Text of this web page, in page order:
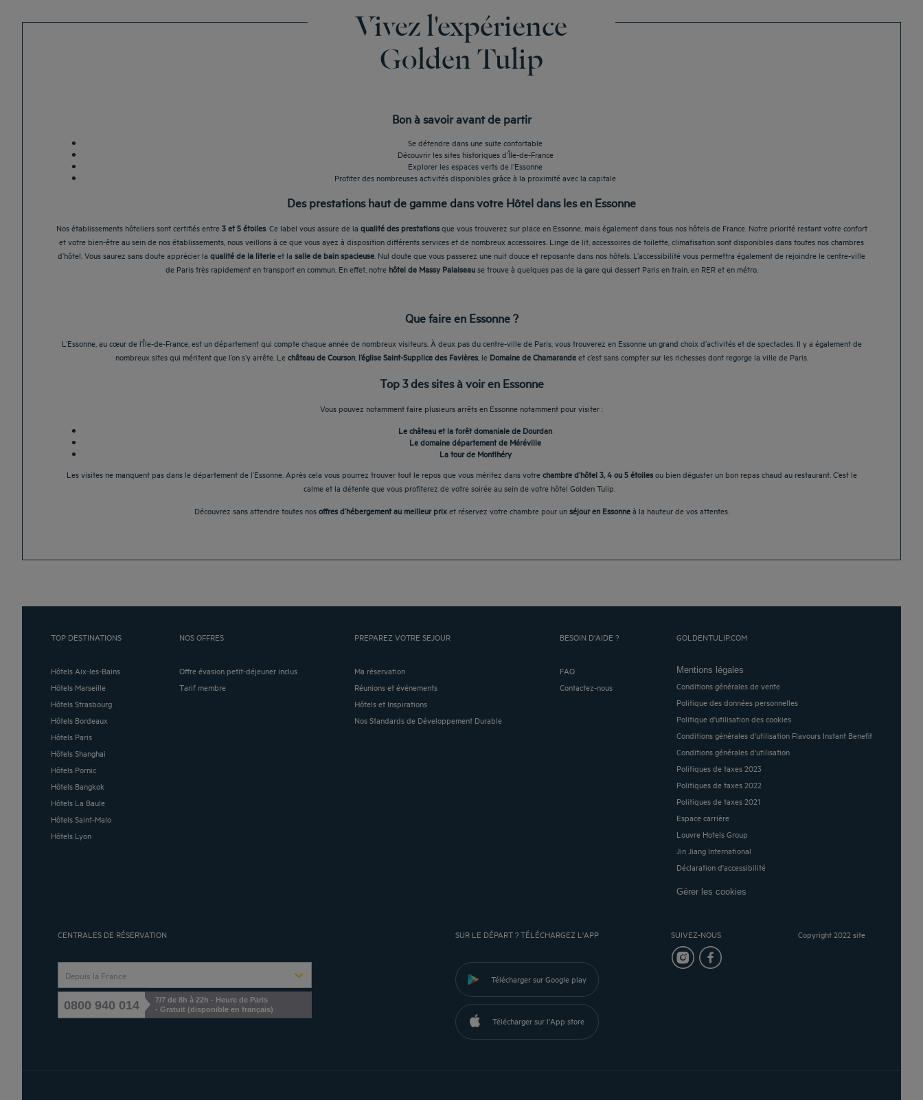
Vivez l'expérience
Golden Tulip
Bon à savoir avant de partir
Se détendre dans une suite confortable
Découvrir les sites historiques d’Île-de-France
Explorer les espaces verts de l’Essonne
Profiter des nombreuses activités disponibles grâce à la proximité avec la capitale
Des prestations haut de gamme dans votre Hôtel dans les en Essonne
Nos établissements hôteliers sont certifiés entre3 et 5 étoiles. Ce label vous assure de la qualité des prestationsque vous trouverez sur place en Essonne, mais également dans tous nos hôtels de France. Notre priorité restant votre confort
et votre bien-être au sein de nos établissements, nous veillons à ce que vous ayez à disposition différents services et de nombreux accessoires. Linge de lit, accessoires de toilette, climatisation sont disponibles dans toutes nos chambres
d’hôtel. Vous saurez sans doute apprécier la qualité de la literieet la salle de bain spacieuse . Nul doute que vous passerez une nuit douce et reposante dans nos hôtels. L’accessibilité vous permettra également de rejoindre le centre-ville
de Paris très rapidement en transport en commun. En effet, notre hôtel de Massy Palaiseause trouve à quelques pas de la gare qui dessert Paris en train, en RER et en métro.
Que faire en Essonne ?
L’Essonne, au cœur de l’Île-de-France, est un département qui compte chaque année de nombreux visiteurs. À deux pas du centre-ville de Paris, vous trouverez en Essonne un grand choix d’activités et de spectacles. Il y a également de
nombreux sites qui méritent que l’on s’y arrête. Lechâteau de Courson, l’église Saint-Supplice des Favières, le Domaine de Chamarandeet c’est sans compter sur les richesses dont regorge la ville de Paris.
Top 3 des sites à voir en Essonne
Vous pouvez notamment faire plusieurs arrêts en Essonne notamment pour visiter :
Le château et la forêt domaniale de Dourdan
Le domaine département de Méréville
La tour de Montlhéry
Les visites ne manquent pas dans le département de l’Essonne. Après cela vous pourrez trouver tout le repos que vous méritez dans votrechambre d’hôtel 3, 4 ou 5 étoilesou bien déguster un bon repas chaud au restaurant. C’est le
calme et la détente que vous profiterez de votre soirée au sein de votre hôtel Golden Tulip.
Découvrez sans attendre toutes nosoffres d’hébergement au meilleur prixet réservez votre chambre pour unséjour en Essonneà la hauteur de vos attentes.
TOP DESTINATIONS
Hôtels Aix-les-Bains
Hôtels Marseille
Hôtels Strasbourg
Hôtels Bordeaux
Hôtels Paris
Hôtels Shanghai
Hôtels Pornic
Hôtels Bangkok
Hôtels La Baule
Hôtels Saint-Malo
Hôtels Lyon
NOS OFFRES
Offre évasion petit-déjeuner inclus
Tarif membre
PREPAREZ VOTRE SEJOUR
Ma réservation
Réunions et événements
Hôtels et Inspirations
Nos Standards de Développement Durable
BESOIN D'AIDE ?
FAQ
Contactez-nous
GOLDENTULIP.COM
Mentions légales
Conditions générales de vente
Politique des données personnelles
Politique d'utilisation des cookies
Conditions générales d'utilisation Flavours Instant Benefit
Conditions générales d'utilisation
Politiques de taxes 2023
Politiques de taxes 2022
Politiques de taxes 2021
Espace carrière
Louvre Hotels Group
Jin Jiang International
Déclaration d'accessibilité
Gérer les cookies
CENTRALES DE RÉSERVATION
Depuis la France
0800 940 014
7/7 de 8h à 22h - Heure de Paris
- Gratuit (disponible en français)
SUR LE DÉPART ? TÉLÉCHARGEZ L'APP
Télécharger sur Google play
Télécharger sur l'App store
SUIVEZ-NOUS Copyright 2022 site